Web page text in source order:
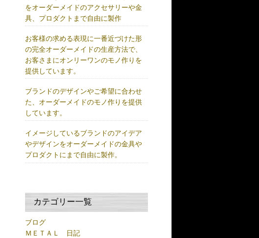
をオーダーメイドのアクセサリーや金
具、プロダクトまで自由に製作
お客様の求める表現に一番近づけた形
の完全オーダーメイドの生産方法で、
お客さまにオンリーワンのモノ作りを
提供しています。
ブランドのデザインやご希望に合わせ
た、オーダーメイドのモノ作りを提供
しています。
イメージしているブランドのアイデア
やデザインをオーダーメイドの金具や
プロダクトにまで自由に製作。
カテゴリー一覧
ブログ
ＭＥＴＡＬ 日記